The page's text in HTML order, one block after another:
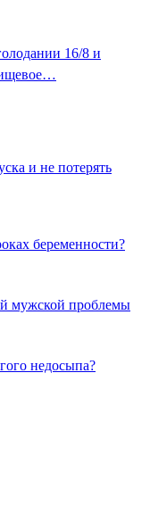
16/8 и
и не потерять
беременности?
мужской проблемы
недосыпа?